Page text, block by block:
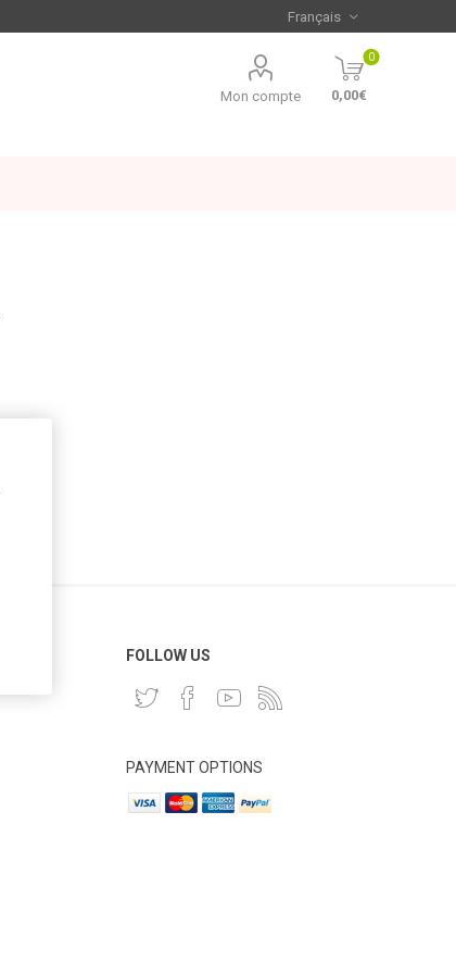
Mon compte
0
0,00€
FOLLOW US
PAYMENT OPTIONS